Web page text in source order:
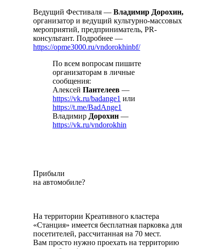
Ведущий Фестиваля — Владимир Дорохин,
организатор и ведущий культурно-массовых
мероприятий, предприниматель, PR-
консультант. Подробнее —
https://opme3000.ru/vndorokhinbf/
По всем вопросам пишите
организаторам в личные
сообщения:
Алексей Пантелеев —
https://vk.ru/badange1 или
https://t.me/BadAnge1
Владимир Дорохин —
https://vk.ru/vndorokhin
Прибыли
на автомобиле?
На территории Креативного кластера
«Станция» имеется бесплатная парковка для
посетителей, рассчитанная на 70 мест.
Вам просто нужно проехать на территорию